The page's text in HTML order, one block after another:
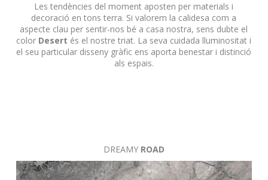
Les tendències del moment aposten per materials i
decoració en tons terra. Si valorem la calidesa com a
aspecte clau per sentir-nos bé a casa nostra, sens dubte el
color Desert és el nostre triat. La seva cuidada lluminositat i
el seu particular disseny gràfic ens aporta benestar i distinció
als espais.
DREAMY ROAD